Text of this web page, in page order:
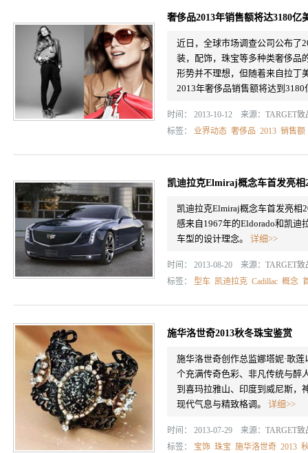
奢侈品2013年销售额将达3180亿
近日，全球市场调查公司公布了
装，配饰，珠宝等多种类奢侈品
形势并不理想，但随着来自拉丁
2013年奢侈品销售额将达到
时间： 2013-10-12 来源： TARGET致
标签： 业界动态 奢侈品 2013 销售额
凯迪拉克Elmiraj概念车首发亮相
凯迪拉克Elmiraj概念车首发亮相
感来自1967年的Eldorado和凯迪
车型的设计理念。 详细>>
时间： 2013-08-20 来源： TARGET致
标签： 型车 凯迪拉克 Cadillac 概念
施华洛世奇2013秋冬珠宝鉴赏
施华洛世奇创作总监娜塔妮·歌
个充满传奇色彩、非凡传统与醉
到喜玛拉雅山、印度到威尼斯，
现代气息与精致格调。 详细>>
时间： 2013-07-29 来源： TARGET致
标签： 宝饰 珠宝 施华洛世奇 2013